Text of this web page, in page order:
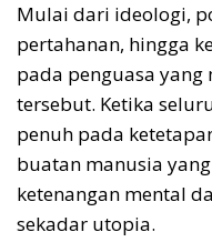
Mulai dari ideologi,
pertahanan, hingga
pada penguasa
tersebut. Ketika
penuh pada
buatan manusia
ketenangan mental
sekadar utopia.